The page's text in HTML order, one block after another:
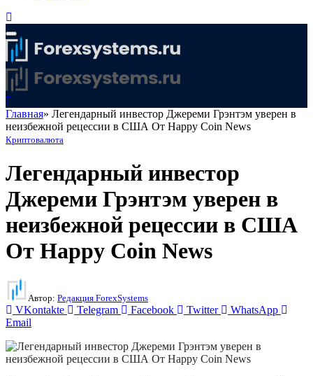
Главная» Легендарный инвестор Джереми Грэнтэм уверен в
неизбежной рецессии в США От Happy Coin News
Криптовалюта
Легендарный инвестор
Джереми Грэнтэм уверен в
неизбежной рецессии в США
От Happy Coin News
Автор: Редакция ForexSystems
VKontakte Telegram Facebook Twitter
WhatsApp
Email